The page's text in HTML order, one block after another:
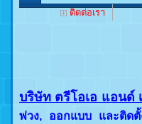
ติดต่อเรา
บริษัท ตรีโอเอ แอนด์
พ่วง, ออกแบบ และติดตั้